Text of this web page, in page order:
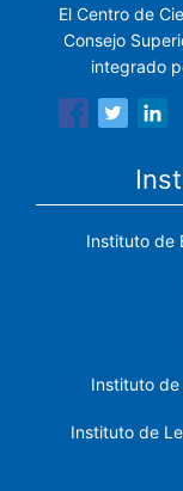
El Centro de
Consejo
integrado
Instituto de
Instituto
Instituto de